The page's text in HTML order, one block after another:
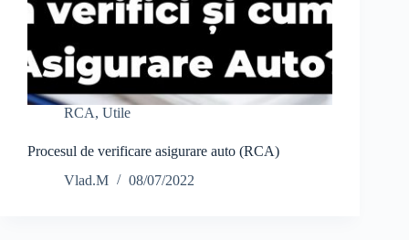
RCA, Utile
Procesul de verificare asigurare auto (RCA)
Vlad.M
08/07/2022